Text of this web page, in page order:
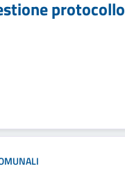
protocollo